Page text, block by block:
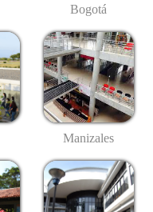
Bogotá
Manizales